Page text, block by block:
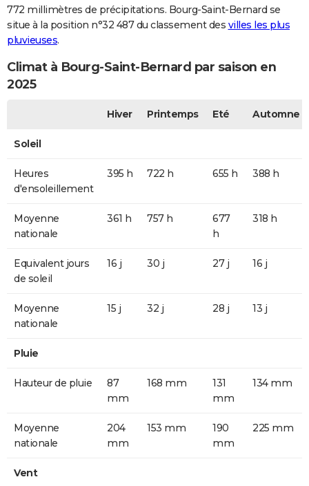
772 millimètres de précipitations. Bourg-Saint-Bernard se
situe à la position n°32 487 du classement des villes les plus
pluvieuses.
Climat à Bourg-Saint-Bernard par saison en
2025
Hiver Printemps Eté Automne
Soleil
Heures
d'ensoleillement
395 h 722 h 655 h 388 h
Moyenne
nationale
361 h 757 h
677
h
318 h
Equivalent jours
de soleil
16 j 30 j 27 j 16 j
Moyenne
nationale
15 j 32 j 28 j 13 j
Pluie
Hauteur de pluie
87
mm
168 mm
131
mm
134 mm
Moyenne
nationale
204
mm
153 mm
190
mm
225 mm
Vent